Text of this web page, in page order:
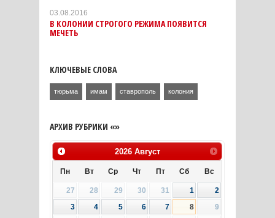
03.08.2016
В КОЛОНИИ СТРОГОГО РЕЖИМА ПОЯВИТСЯ
МЕЧЕТЬ
КЛЮЧЕВЫЕ СЛОВА
тюрьма имам ставрополь колония
АРХИВ РУБРИКИ «»
2026 Август
Пн Вт Ср Чт Пт Сб Вс
27 28 29 30 31 1
2
3
4 5 6 7 8
9